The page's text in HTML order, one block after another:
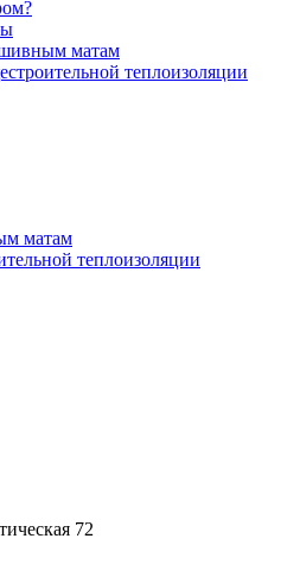
матам
теплоизоляции
матам
теплоизоляции
72